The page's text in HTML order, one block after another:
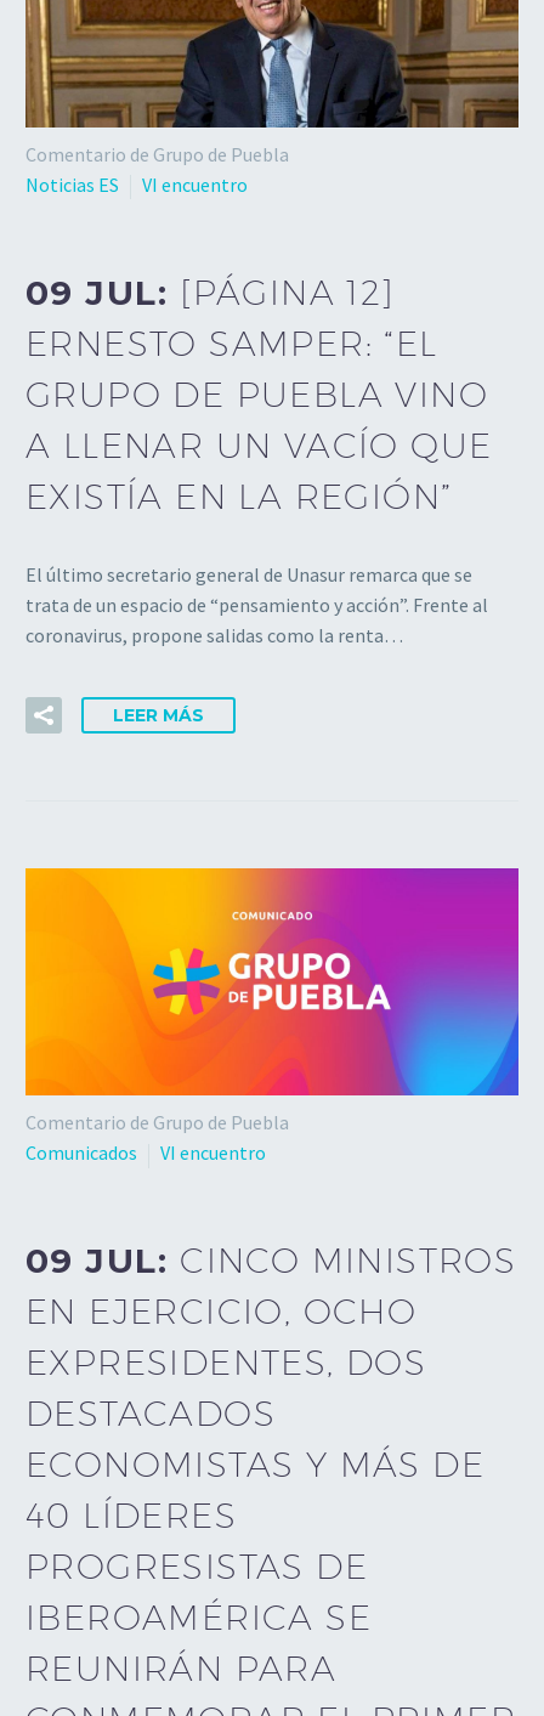
Comentario de Grupo de Puebla
Noticias ES
VI encuentro
09 JUL: [PÁGINA 12]
ERNESTO SAMPER: “EL
GRUPO DE PUEBLA VINO
A LLENAR UN VACÍO QUE
EXISTÍA EN LA REGIÓN”
El último secretario general de Unasur remarca que se
trata de un espacio de “pensamiento y acción”. Frente al
coronavirus, propone salidas como la renta…
LEER MÁS
Comentario de Grupo de Puebla
Comunicados
VI encuentro
09 JUL: CINCO MINISTROS
EN EJERCICIO, OCHO
EXPRESIDENTES, DOS
DESTACADOS
ECONOMISTAS Y MÁS DE
40 LÍDERES
PROGRESISTAS DE
IBEROAMÉRICA SE
REUNIRÁN PARA